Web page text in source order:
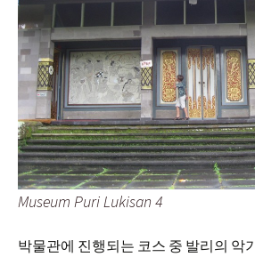
Museum Puri Lukisan 4
박물관에 진행되는 코스 중 발리의 악